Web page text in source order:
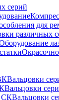
серий
для
различных
Вальцовки
Вальцовки
СКВальцовки